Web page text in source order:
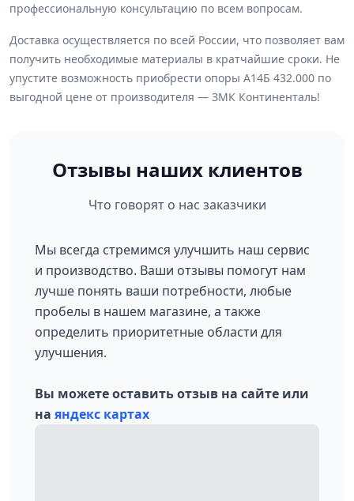
профессиональную консультацию по всем вопросам.
Доставка осуществляется по всей России, что позволяет вам
получить необходимые материалы в кратчайшие сроки. Не
упустите возможность приобрести опоры А14Б 432.000 по
выгодной цене от производителя — ЗМК Континенталь!
Отзывы наших клиентов
Что говорят о нас заказчики
Мы всегда стремимся улучшить наш сервис
и производство. Ваши отзывы помогут нам
лучше понять ваши потребности, любые
пробелы в нашем магазине, а также
определить приоритетные области для
улучшения.
Вы можете оставить отзыв на сайте или
на яндекс картах